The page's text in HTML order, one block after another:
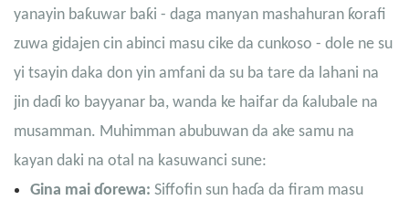
yanayin baƙuwar baƙi - daga manyan mashahuran ƙorafi
zuwa gidajen cin abinci masu cike da cunkoso - dole ne su
yi tsayin daka don yin amfani da su ba tare da lahani na
jin daɗi ko bayyanar ba, wanda ke haifar da ƙalubale na
musamman. Muhimman abubuwan da ake samu na
kayan daki na otal na kasuwanci sune:
Gina mai ɗorewa: Siffofin sun haɗa da firam masu